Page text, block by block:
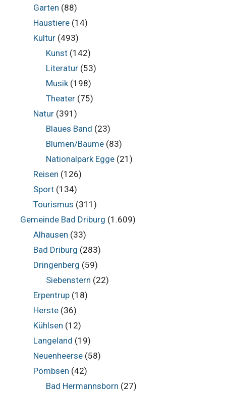
Garten (88)
Haustiere(14)
Kultur(493)
Kunst (142)
Literatur (53)
Musik (198)
Theater (75)
Natur(391)
Blaues Band (23)
Blumen/Bäume (83)
Nationalpark Egge (21)
Reisen (126)
Sport(134)
Tourismus (311)
Gemeinde Bad Driburg (1.609)
Alhausen (33)
Bad Driburg (283)
Dringenberg (59)
Siebenstern (22)
Erpentrup(18)
Herste(36)
Kühlsen (12)
Langeland (19)
Neuenheerse(58)
Pömbsen (42)
Bad Hermannsborn (27)